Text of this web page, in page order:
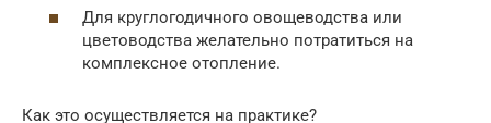
Для круглогодичного овощеводства или
цветоводства желательно потратиться на
комплексное отопление.
Как это осуществляется на практике?